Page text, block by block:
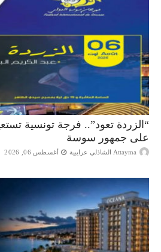
“الزردة تعود”.. فرجة تونسية
على جمهور سوسة
Attayma الشاذلي عرايبية أغسطس 06, 2026